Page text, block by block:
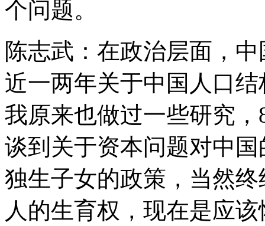
个问题。
陈志武：在政治层面，
近一两年关于中国人口
我原来也做过一些研究
谈到关于资本问题对中
独生子女的政策，当然
人的生育权，现在是应